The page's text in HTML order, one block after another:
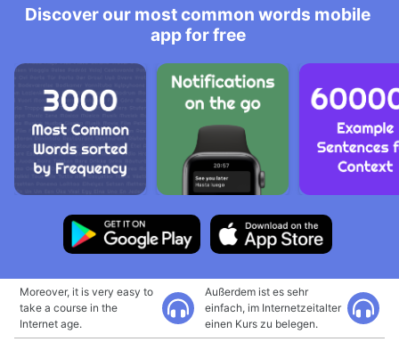
Discover our most common words mobile
app for free
Moreover, it is very easy to
take a course in the
Internet age.
Außerdem ist es sehr
einfach, im Internetzeitalter
einen Kurs zu belegen.